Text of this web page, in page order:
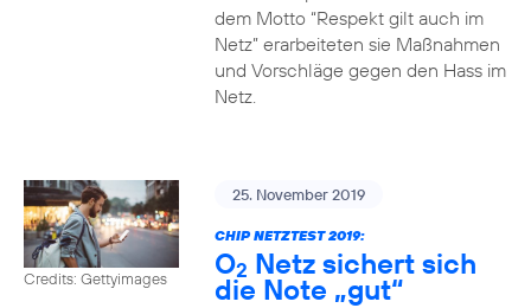
dem Motto “Respekt gilt auch im
Netz” erarbeiteten sie Maßnahmen
und Vorschläge gegen den Hass im
Netz.
Credits: Gettyimages
25. November 2019
CHIP NETZTEST 2019:
O2 Netz sichert sich
die Note „gut“